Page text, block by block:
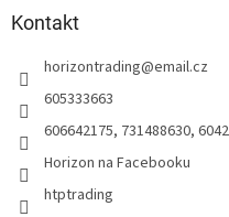
Kontakt
horizontrading@email.cz
605333663
606642175, 731488630,
Horizon na Facebooku
htptrading